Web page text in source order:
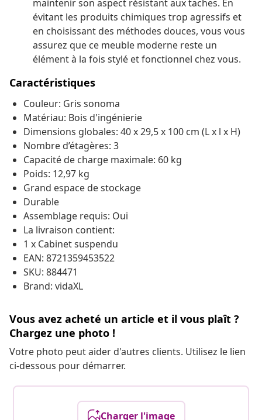
maintenir son aspect résistant aux taches. En
évitant les produits chimiques trop agressifs et
en choisissant des méthodes douces, vous vous
assurez que ce meuble moderne reste un
élément à la fois stylé et fonctionnel chez vous.
Caractéristiques
Couleur: Gris sonoma
Matériau: Bois d'ingénierie
Dimensions globales: 40 x 29,5 x 100 cm (L x l x H)
Nombre d’étagères: 3
Capacité de charge maximale: 60 kg
Poids: 12,97 kg
Grand espace de stockage
Durable
Assemblage requis: Oui
La livraison contient:
1 x Cabinet suspendu
EAN: 8721359453522
SKU: 884471
Brand: vidaXL
Vous avez acheté un article et il vous plaît ?
Chargez une photo !
Votre photo peut aider d'autres clients. Utilisez le lien
ci-dessous pour démarrer.
Charger l'image